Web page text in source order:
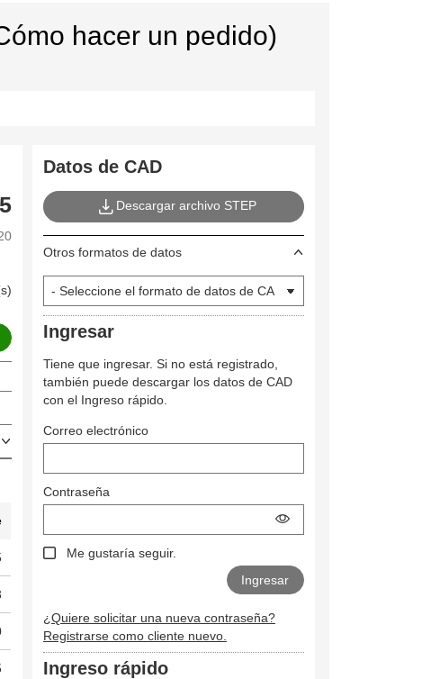
hacer un pedido)
Datos de CAD
Descargar archivo STEP
Otros formatos de datos
Ingresar
Tiene que ingresar. Si no está registrado,
también puede descargar los datos de CAD
con el Ingreso rápido.
Correo electrónico
Contraseña
Me gustaría seguir.
¿Quiere solicitar una nueva contraseña?
Registrarse como cliente nuevo.
Ingreso rápido